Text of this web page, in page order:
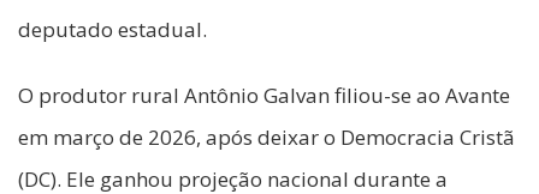
deputado estadual.
O produtor rural Antônio Galvan filiou-se ao Avante
em março de 2026, após deixar o Democracia Cristã
(DC). Ele ganhou projeção nacional durante a